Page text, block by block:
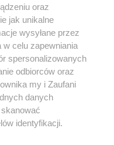
Youtube
oraz
jak unikalne
wysyłane przez
celu zapewniania
spersonalizowanych
odbiorców oraz
my i Zaufani
danych
identyfikacji.